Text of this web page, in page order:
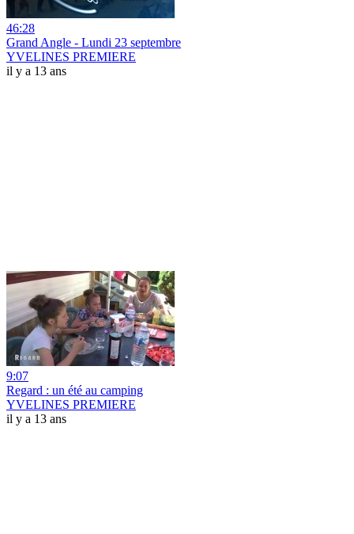
46:28
Grand Angle - Lundi 23 septembre
YVELINES PREMIERE
il y a 13 ans
9:07
Regard : un été au camping
YVELINES PREMIERE
il y a 13 ans